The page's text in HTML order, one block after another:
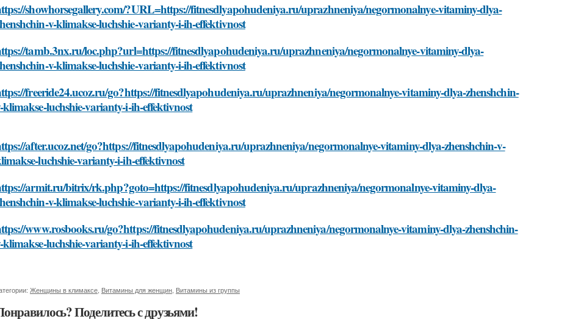
showhorsegallery.com/?URL=https://fitnesdlyapohudeniya.ru/uprazhneniya/negormonalnye-vitaminy-dlya-
v-klimakse-luchshie-varianty-i-ih-effektivnost
tamb.3nx.ru/loc.php?url=https://fitnesdlyapohudeniya.ru/uprazhneniya/negormonalnye-vitaminy-dlya-
v-klimakse-luchshie-varianty-i-ih-effektivnost
freeride24.ucoz.ru/go?https://fitnesdlyapohudeniya.ru/uprazhneniya/negormonalnye-vitaminy-dlya-zhenshchin-
klimakse-luchshie-varianty-i-ih-effektivnost
after.ucoz.net/go?https://fitnesdlyapohudeniya.ru/uprazhneniya/negormonalnye-vitaminy-dlya-zhenshchin-v-
luchshie-varianty-i-ih-effektivnost
armit.ru/bitrix/rk.php?goto=https://fitnesdlyapohudeniya.ru/uprazhneniya/negormonalnye-vitaminy-dlya-
v-klimakse-luchshie-varianty-i-ih-effektivnost
www.rosbooks.ru/go?https://fitnesdlyapohudeniya.ru/uprazhneniya/negormonalnye-vitaminy-dlya-zhenshchin-
klimakse-luchshie-varianty-i-ih-effektivnost
Женщины в климаксе Витамины для женщин Витамины из группы
Поделитесь с друзьями!